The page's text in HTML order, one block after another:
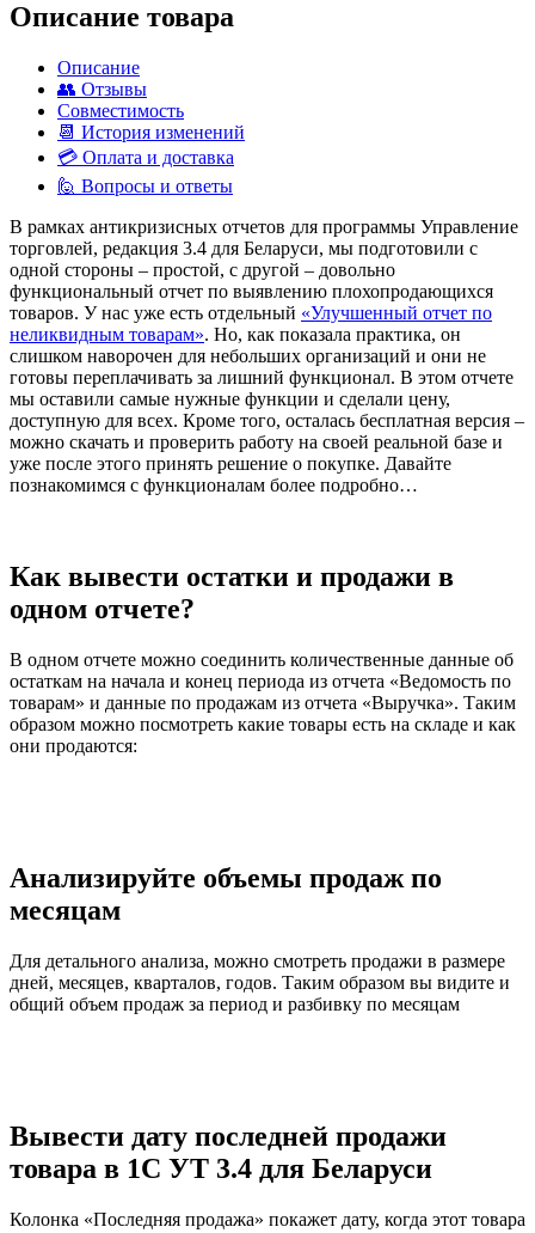
Описание товара
Описание
👥 Отзывы
Совместимость
📆 История изменений
💳 Оплата и доставка
🙋 Вопросы и ответы
В рамках антикризисных отчетов для программы Управление
торговлей, редакция 3.4 для Беларуси, мы подготовили с
одной стороны – простой, с другой – довольно
функциональный отчет по выявлению плохопродающихся
товаров. У нас уже есть отдельный «Улучшенный отчет по
неликвидным товарам». Но, как показала практика, он
слишком наворочен для небольших организаций и они не
готовы переплачивать за лишний функционал. В этом отчете
мы оставили самые нужные функции и сделали цену,
доступную для всех. Кроме того, осталась бесплатная версия –
можно скачать и проверить работу на своей реальной базе и
уже после этого принять решение о покупке. Давайте
познакомимся с функционалам более подробно…
Как вывести остатки и продажи в
одном отчете?
В одном отчете можно соединить количественные данные об
остаткам на начала и конец периода из отчета «Ведомость по
товарам» и данные по продажам из отчета «Выручка». Таким
образом можно посмотреть какие товары есть на складе и как
они продаются:
Анализируйте объемы продаж по
месяцам
Для детального анализа, можно смотреть продажи в размере
дней, месяцев, кварталов, годов. Таким образом вы видите и
общий объем продаж за период и разбивку по месяцам
Вывести дату последней продажи
товара в 1С УТ 3.4 для Беларуси
Колонка «Последняя продажа» покажет дату, когда этот товара